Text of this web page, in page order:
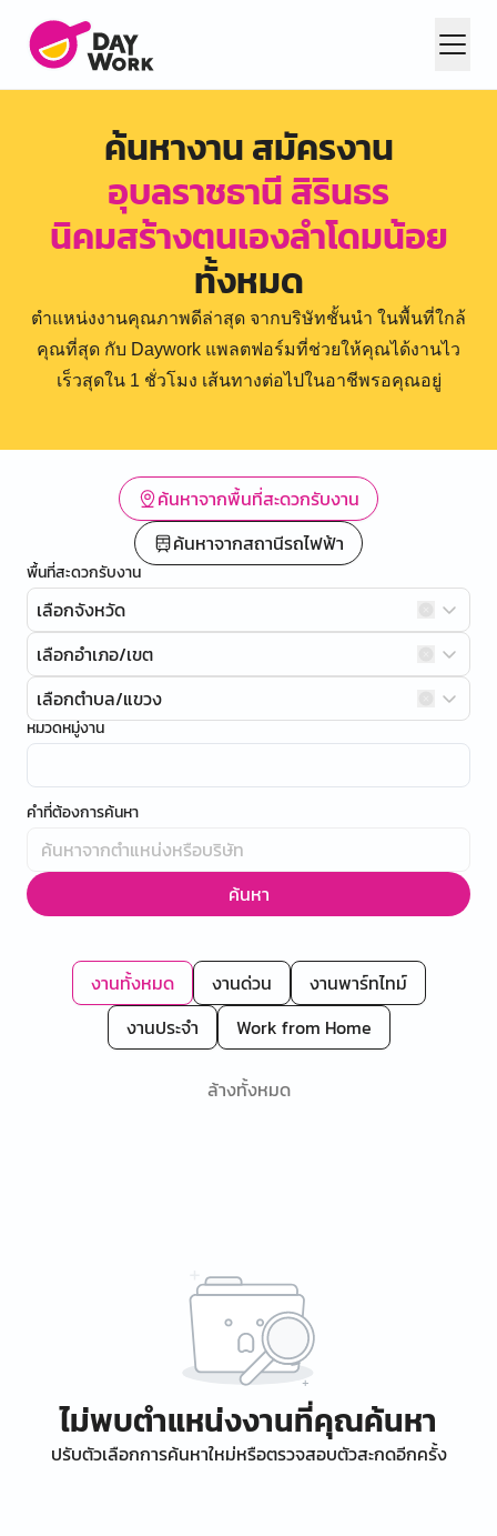
ค้นหางาน สมัครงาน
อุบลราชธานี สิรินธร
นิคมสร้างตนเองลำโดมน้อย
ทั้งหมด
ตำแหน่งงานคุณภาพดีล่าสุด จากบริษัทชั้นนำ ในพื้นที่ใกล้
คุณที่สุด กับ Daywork แพลตฟอร์มที่ช่วยให้คุณได้งานไว
เร็วสุดใน 1 ชั่วโมง เส้นทางต่อไปในอาชีพรอคุณอยู่
ค้นหาจากพื้นที่สะดวกรับงาน
ค้นหาจากสถานีรถไฟฟ้า
พื้นที่สะดวกรับงาน
เลือกจังหวัด
เลือกอำเภอ/เขต
เลือกตำบล/แขวง
หมวดหมู่งาน
คำที่ต้องการค้นหา
ค้นหา
งานทั้งหมด งานด่วน
งานพาร์ทไทม์
งานประจำ
Work from Home
ล้างทั้งหมด
ไม่พบตำแหน่งงานที่คุณค้นหา
ปรับตัวเลือกการค้นหาใหม่หรือตรวจสอบตัวสะกดอีกครั้ง